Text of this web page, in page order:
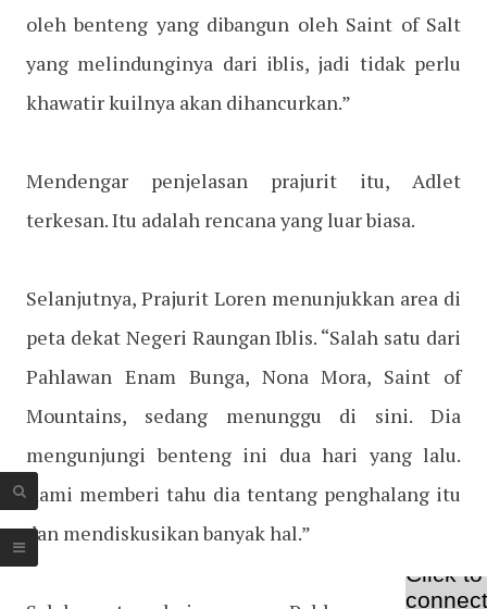
oleh benteng yang dibangun oleh Saint of Salt
yang melindunginya dari iblis, jadi tidak perlu
khawatir kuilnya akan dihancurkan.”
Mendengar penjelasan prajurit itu, Adlet
terkesan. Itu adalah rencana yang luar biasa.
Selanjutnya, Prajurit Loren menunjukkan area di
peta dekat Negeri Raungan Iblis. “Salah satu dari
Pahlawan Enam Bunga, Nona Mora, Saint of
Mountains, sedang menunggu di sini. Dia
mengunjungi benteng ini dua hari yang lalu.
Kami memberi tahu dia tentang penghalang itu
dan mendiskusikan banyak hal.”